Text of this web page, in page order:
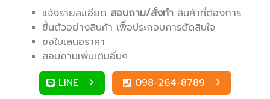
แจ้งรายละเอียด สอบถาม/สั่งทำ สินค้าที่ต้องการ
ขึ้นตัวอย่างสินค้า เพิื่อประกอบการตัดสินใจ
ขอใบเสนอราคา
สอบถามเพิ่มเติมอื่นๆ
LINE
098-264-8789